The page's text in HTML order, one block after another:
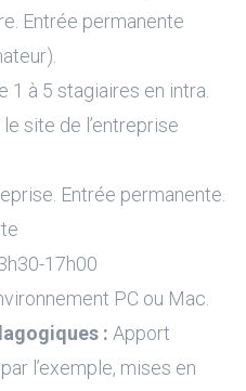
Entrée permanente
1 à 5 stagiaires en intra.
le site de l’entreprise
Entrée permanente.
17h00
PC ou Mac.
: Apport
l’exemple, mises en